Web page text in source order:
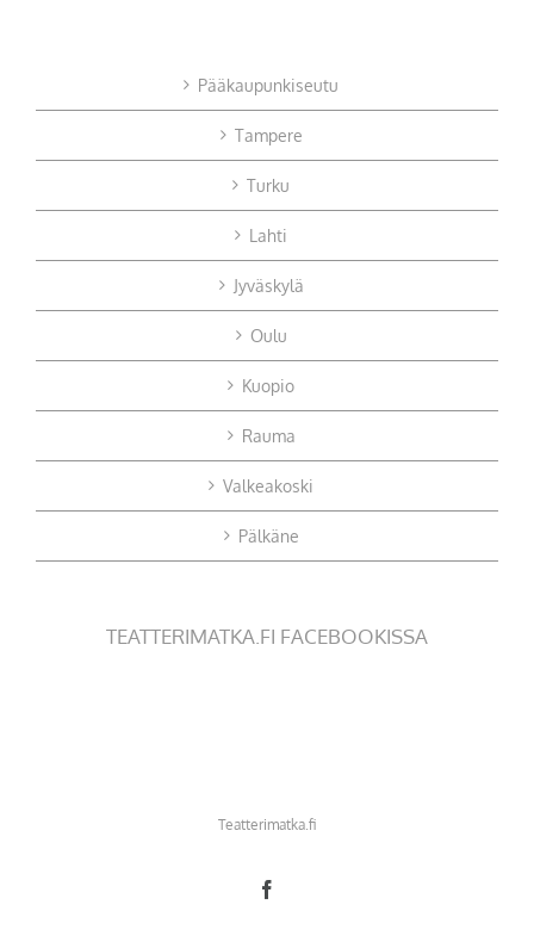
Pääkaupunkiseutu
Tampere
Turku
Lahti
Jyväskylä
Oulu
Kuopio
Rauma
Valkeakoski
Pälkäne
TEATTERIMATKA.FI FACEBOOKISSA
Teatterimatka.fi